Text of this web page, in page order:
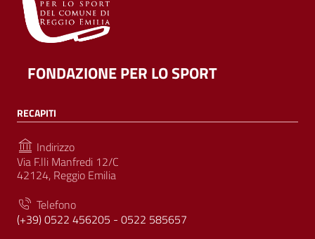
FONDAZIONE PER LO SPORT
RECAPITI
Indirizzo
Via F.lli Manfredi 12/C
42124, Reggio Emilia
Telefono
(+39) 0522 456205 - 0522 585657